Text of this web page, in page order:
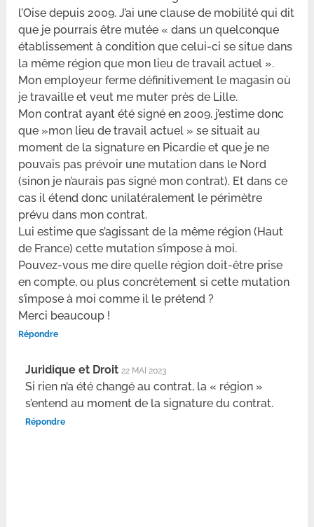
l’Oise depuis 2009. J’ai une clause de mobilité qui dit
que je pourrais être mutée « dans un quelconque
établissement à condition que celui-ci se situe dans
la même région que mon lieu de travail actuel ».
Mon employeur ferme définitivement le magasin où
je travaille et veut me muter près de Lille.
Mon contrat ayant été signé en 2009, j’estime donc
que »mon lieu de travail actuel » se situait au
moment de la signature en Picardie et que je ne
pouvais pas prévoir une mutation dans le Nord
(sinon je n’aurais pas signé mon contrat). Et dans ce
cas il étend donc unilatéralement le périmètre
prévu dans mon contrat.
Lui estime que s’agissant de la même région (Haut
de France) cette mutation s’impose à moi.
Pouvez-vous me dire quelle région doit-être prise
en compte, ou plus concrètement si cette mutation
s’impose à moi comme il le prétend ?
Merci beaucoup !
Répondre
Juridique et Droit 22 MAI 2023
Si rien n’a été changé au contrat, la « région »
s’entend au moment de la signature du contrat.
Répondre